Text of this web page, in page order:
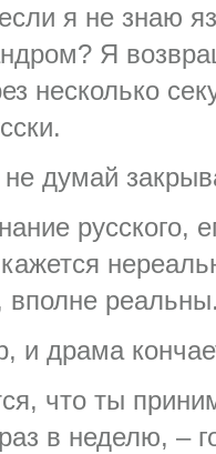
я не знаю
Я
несколько
думай
русского,
вполне
и драма
что ты
в неделю, –